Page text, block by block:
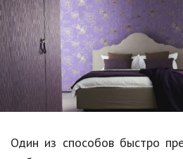
Политика
Образование
В мире
Культура
Один из способов быстро